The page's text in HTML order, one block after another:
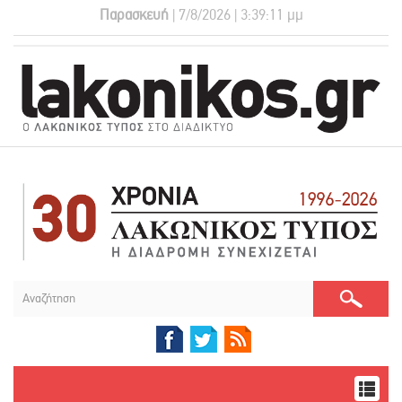
Παρασκευή | 7/8/2026 | 3:39:12 μμ